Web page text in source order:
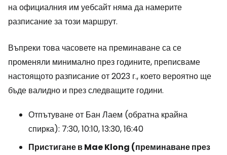
на официалния им уебсайт няма да намерите
разписание за този маршрут.
Въпреки това часовете на преминаване са се
променяли минимално през годините, преписваме
настоящото разписание от 2023 г., което вероятно ще
бъде валидно и през следващите години.
Отпътуване от Бан Лаем (обратна крайна
спирка): 7:30, 10:10, 13:30, 16:40
Пристигане в Mae Klong (преминаване през